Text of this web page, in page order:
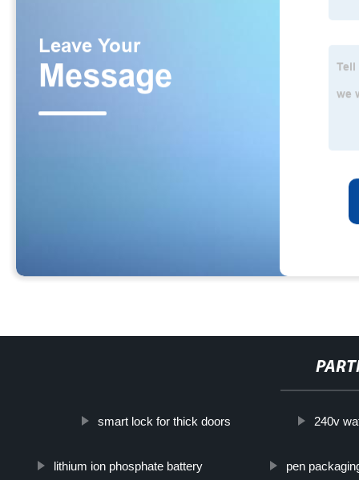
smart lock for thick doors 240v
lithium ion phosphate battery pen